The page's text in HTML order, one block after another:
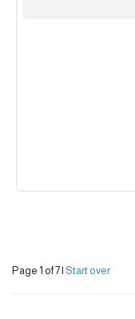
Page 1 of 7| Start over